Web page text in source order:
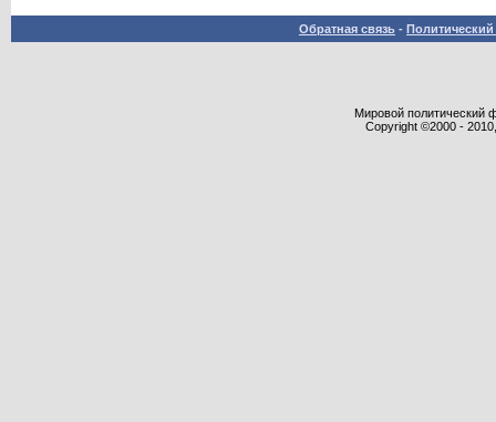
Обратная связь -
Мировой политический
Copyright ©2000 -